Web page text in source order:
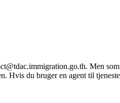
Men
du bruger en agent til